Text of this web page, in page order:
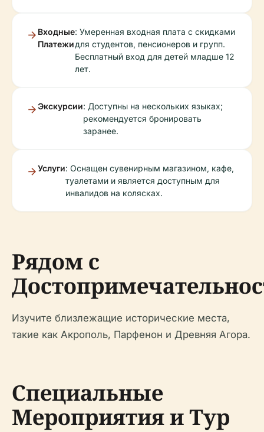
Входные
Платежи
: Умеренная входная плата с скидками
для студентов, пенсионеров и групп.
Бесплатный вход для детей младше 12
лет.
Экскурсии: Доступны на нескольких языках;
рекомендуется бронировать
заранее.
Услуги: Оснащен сувенирным магазином, кафе,
туалетами и является доступным для
инвалидов на колясках.
Рядом с
Изучите близлежащие исторические места,
такие как Акрополь, Парфенон и Древняя Агора.
Специальные
Мероприятия и Тур